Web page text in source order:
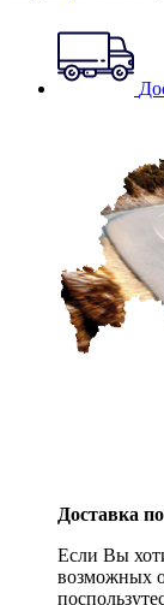
Доставка
Если Вы
возможных